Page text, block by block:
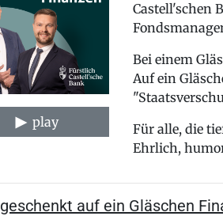
play
Castell'schen
Bei einem
Auf ein
Für alle, die
Ehrlich,
auf ein Gläschen